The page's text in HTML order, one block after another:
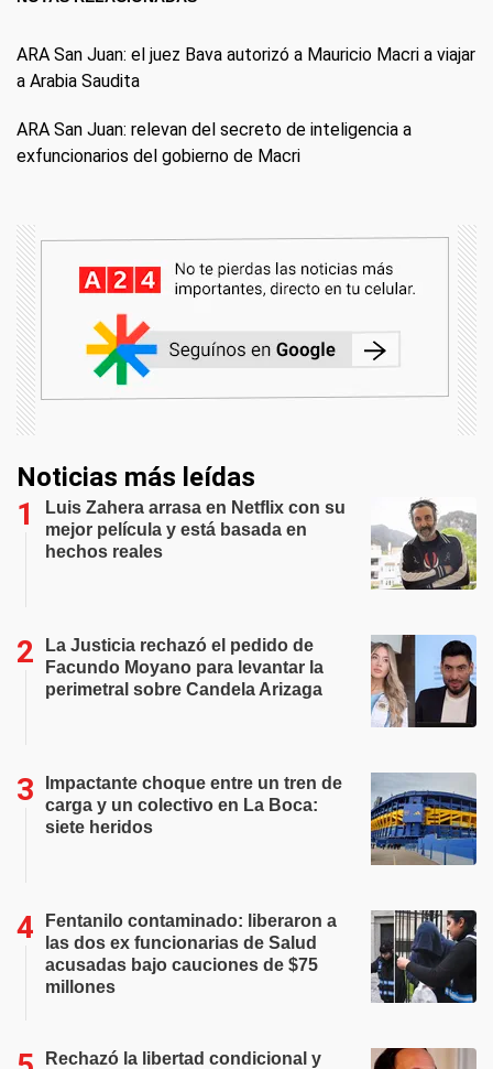
ARA San Juan: el juez Bava autorizó a Mauricio Macri a viajar
a Arabia Saudita
ARA San Juan: relevan del secreto de inteligencia a
exfuncionarios del gobierno de Macri
Noticias más leídas
Luis Zahera arrasa en Netflix con su
mejor película y está basada en
hechos reales
La Justicia rechazó el pedido de
Facundo Moyano para levantar la
perimetral sobre Candela Arizaga
Impactante choque entre un tren de
carga y un colectivo en La Boca:
siete heridos
Fentanilo contaminado: liberaron a
las dos ex funcionarias de Salud
acusadas bajo cauciones de $75
millones
Rechazó la libertad condicional y